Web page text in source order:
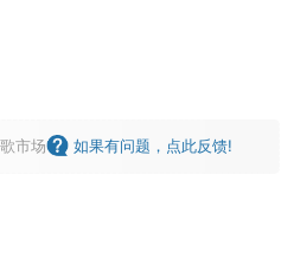
市场 如果有问题，点此反馈!